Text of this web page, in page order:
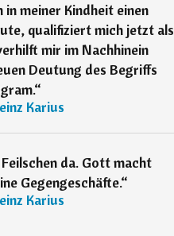
in meiner Kindheit einen
qualifiziert mich jetzt als
mir im Nachhinein
Deutung des Begriffs
“
Karius
da. Gott macht
Gegengeschäfte.“
Karius